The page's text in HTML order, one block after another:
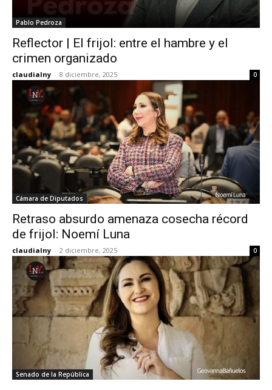
Pablo Pedroza
Reflector | El frijol: entre el hambre y el
crimen organizado
claudialny - 8 diciembre, 2025 0
Cámara de Diputados
Retraso absurdo amenaza cosecha récord
de frijol: Noemí Luna
claudialny - 2 diciembre, 2025 0
Senado de la República